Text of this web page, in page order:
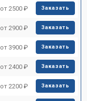
от 2500 ₽ Заказать
от 2900 ₽ Заказать
от 3900 ₽ Заказать
от 2400 ₽ Заказать
от 2200 ₽ Заказать